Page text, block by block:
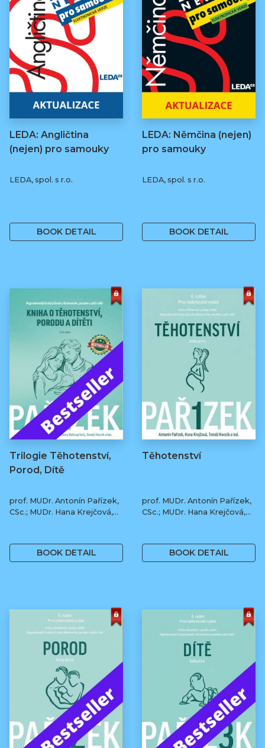
LEDA: Angličtina
(nejen) pro samouky
LEDA, spol. s r.o.
BOOK DETAIL
LEDA: Němčina (nejen)
pro samouky
LEDA, spol. s r.o.
BOOK DETAIL
Trilogie Těhotenství,
Porod, Dítě
prof. MUDr. Antonín Pařízek,
CSc.; MUDr. Hana Krejčová,
Tomáš Honzík, Ph.D. a kol.
BOOK DETAIL
Těhotenství
prof. MUDr. Antonín Pařízek,
CSc.; MUDr. Hana Krejčová,
BOOK DETAIL